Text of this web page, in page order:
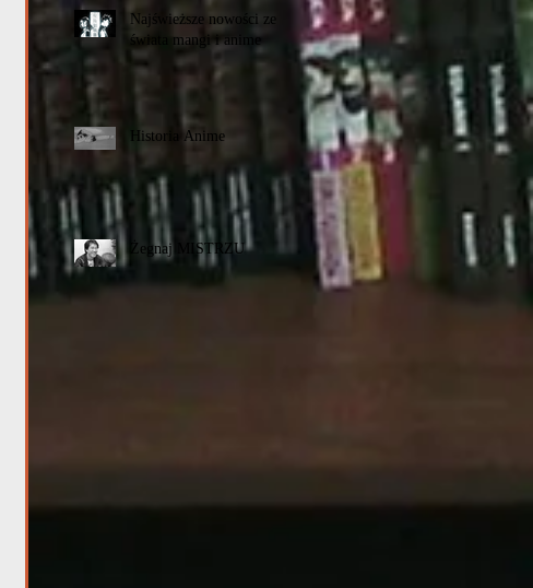
Najświeższe nowości ze
świata mangi i anime
Historia Anime
Żegnaj MISTRZU